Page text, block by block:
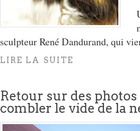
sculpteur René Dandurand, qui
LIRE LA SUITE
Retour sur des
combler le vide de la